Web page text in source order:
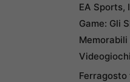
EA Sports,
Game: Gli
Memorabili
Videogiochi